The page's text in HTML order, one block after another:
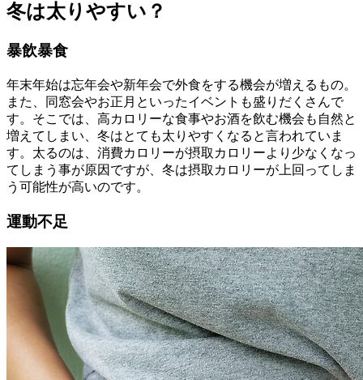
冬は太りやすい？
暴飲暴食
年末年始は忘年会や新年会で外食をする機会が増えるもの。
また、同窓会やお正月といったイベントも盛りだくさんで
す。そこでは、高カロリーな食事やお酒を飲む機会も自然と
増えてしまい、冬はとても太りやすくなると言われていま
す。太るのは、消費カロリーが摂取カロリーより少なくなっ
てしまう事が原因ですが、冬は摂取カロリーが上回ってしま
う可能性が高いのです。
運動不足